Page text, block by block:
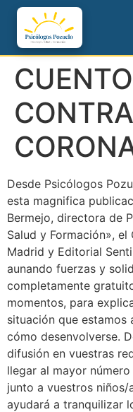
Desde Psicólogos
esta magnifica
Bermejo, directora de
Salud y Formación»,
Madrid y Editorial
aunando fuerzas y
completamente
momentos, para
situación que estamos
cómo desenvolverse.
difusión en vuestras
llegar al mayor
junto a vuestros niños/
ayudará a tranquilizar